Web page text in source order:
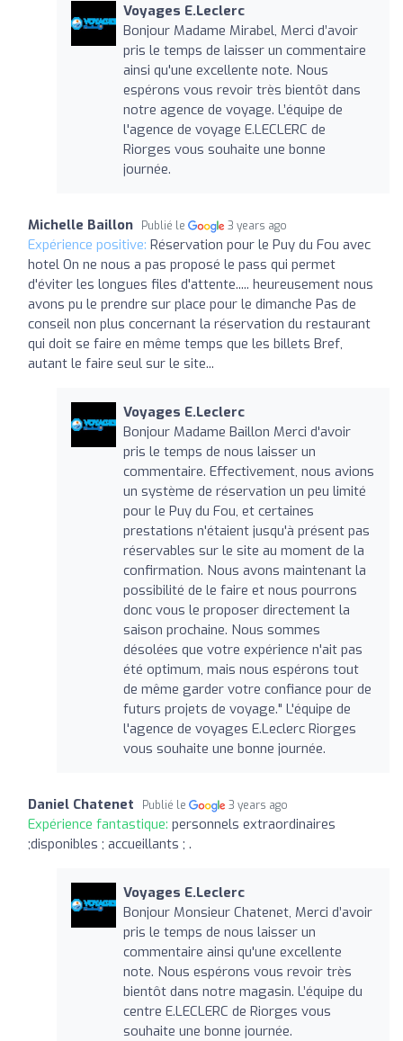
Voyages E.Leclerc
Bonjour Madame Mirabel, Merci d’avoir
pris le temps de laisser un commentaire
ainsi qu'une excellente note. Nous
espérons vous revoir très bientôt dans
notre agence de voyage. L’équipe de
l'agence de voyage E.LECLERC de
Riorges vous souhaite une bonne
journée.
Michelle Baillon Publié le 3 years ago
Expérience positive: Réservation pour le Puy du Fou avec
hotel On ne nous a pas proposé le pass qui permet
d'éviter les longues files d'attente..... heureusement nous
avons pu le prendre sur place pour le dimanche Pas de
conseil non plus concernant la réservation du restaurant
qui doit se faire en même temps que les billets Bref,
autant le faire seul sur le site...
Voyages E.Leclerc
Bonjour Madame Baillon Merci d'avoir
pris le temps de nous laisser un
commentaire. Effectivement, nous avions
un système de réservation un peu limité
pour le Puy du Fou, et certaines
prestations n'étaient jusqu'à présent pas
réservables sur le site au moment de la
confirmation. Nous avons maintenant la
possibilité de le faire et nous pourrons
donc vous le proposer directement la
saison prochaine. Nous sommes
désolées que votre expérience n'ait pas
été optimum, mais nous espérons tout
de même garder votre confiance pour de
futurs projets de voyage." L'équipe de
l'agence de voyages E.Leclerc Riorges
vous souhaite une bonne journée.
Daniel Chatenet Publié le 3 years ago
Expérience fantastique: personnels extraordinaires
;disponibles ; accueillants ; .
Voyages E.Leclerc
Bonjour Monsieur Chatenet, Merci d’avoir
pris le temps de nous laisser un
commentaire ainsi qu'une excellente
note. Nous espérons vous revoir très
bientôt dans notre magasin. L’équipe du
centre E.LECLERC de Riorges vous
souhaite une bonne journée.